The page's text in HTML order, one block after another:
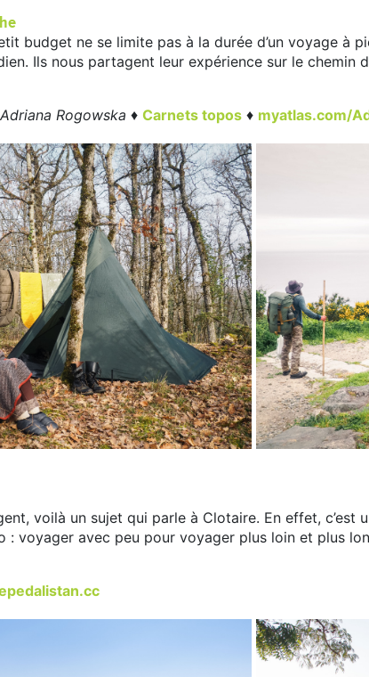
budget ne se limite pas à la durée d’un voyage à
Ils nous partagent leur expérience sur le
Rogowska ♦ Carnets topos ♦ myatlas.com/
voilà un sujet qui parle à Clotaire. En effet,
: voyager avec peu pour voyager plus loin et plus